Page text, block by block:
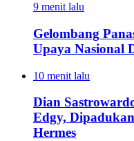
9 menit lalu
Gelombang
Upaya Nasional
10 menit lalu
Dian
Edgy,
Hermes